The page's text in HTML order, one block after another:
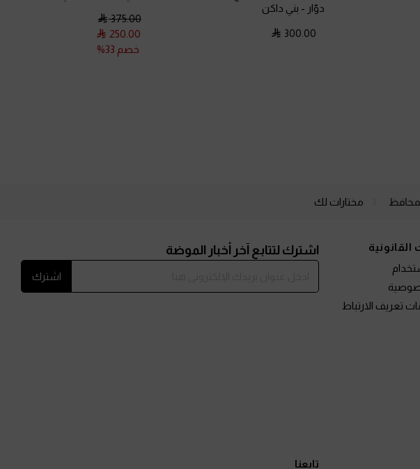
دوّار - بني داكن
300.00
375.00
250.00
خصم 33%
مختارات لك
تعريف الارتباط
اشترك لتتابع آخر أخبار الموضة
اشترك
تابعنا